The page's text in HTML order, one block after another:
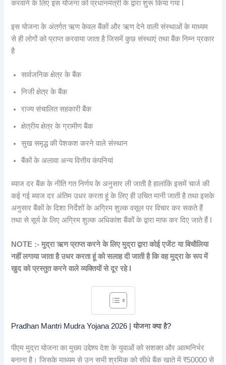
करवाने के लिए इस योजना को प्रधानमंत्री के द्वारा शुरू किया गया I
इस योजना के अंतर्गत ऋण केवल बैंकों और ऋण देने वाली संस्थाओं के माध्यम
से ही लोगों को प्राप्त करवाया जाता है जिसमें कुछ संस्थाएं तथा बैंक निम्न प्रकार
है
सार्वजनिक क्षेत्र के बैंक
निजी क्षेत्र के बैंक
राज्य संचालित सहकारी बैंक
क्षेत्रीय क्षेत्र के ग्रामीण बैंक
सुख समृद्ध की पेशकश करने वाले संस्थान
बैंकों के अलावा अन्य वित्तीय कंपनियां
ब्याज दर बैंक के नीति गत निर्णय के अनुसार ली जाती है हालांकि इसमें चार्ज की
कई गई ब्याज दर अंतिम उधर करता हूं के लिए ही उचित मानी जाती है तथा इसके
अनुसार बैंकों के दिशा निर्देशों के अग्रिम शुल्क वसूल पर विचार कर सकते हैं
तथा से सूर्य के लिए अग्रिम शुल्क अधिकांश बैंकों के द्वारा माफ कर दिए जाते हैं I
NOTE :- मुद्रा ऋण प्राप्त करने के लिए मुद्रा द्वारा कोई एजेंट या बिचौलिया
नहीं लगाया जाता है उधर करता हूं को सलाह दी जाती है कि वह मुद्रा के रूप में
खुद को प्रस्तुत करने वाले व्यक्तियों से दूर रहे I
Pradhan Mantri Mudra Yojana 2026 | योजना क्या है?
पीएम मुद्रा योजना का मुख्य उद्देश्य देश के युवाओं को सशक्त और आत्मनिर्भर
बनाना है। जिसके माध्यम से उन सभी श्रमिक को सीधे बैंक खाते में ₹50000 से